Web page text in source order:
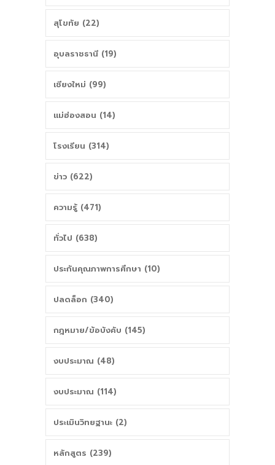
สุโขทัย (22)
อุบลราชธานี (19)
เชียงใหม่ (99)
แม่ฮ่องสอน (14)
โรงเรียน (314)
ข่าว (622)
ความรู้ (471)
ทั่วไป (638)
ประกันคุณภาพการศึกษา (10)
ปลดล็อก (340)
กฎหมาย/ข้อบังคับ (145)
งบประมาณ (48)
งบประมาณ (114)
ประเมินวิทยฐานะ (2)
หลักสูตร (239)